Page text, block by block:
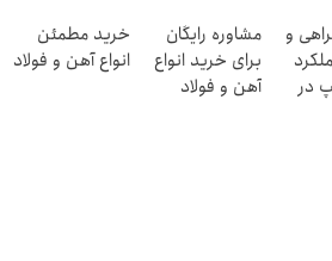
کنی! 👈🏻
پرسش‌نامه
و
در
مشاوره رایگان
برای خرید انواع
آهن و فولاد
خرید مطمئن
انواع آهن و فولاد